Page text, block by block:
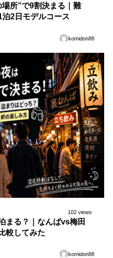
所”で9割決まる｜難
2日モデルコース
komidon88
102 views
まる？｜なんばvs梅田
較してみた
komidon88